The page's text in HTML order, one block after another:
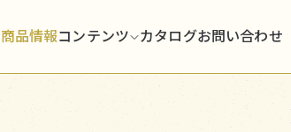
商品情報コンテンツ カタログお問い合わせ